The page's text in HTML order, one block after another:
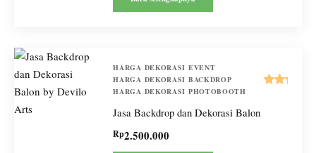
HARGA DEKORASI EVENT
HARGA DEKORASI BACKDROP
HARGA DEKORASI PHOTOBOOTH
Jasa Backdrop dan Dekorasi Balon
Rp2.500.000